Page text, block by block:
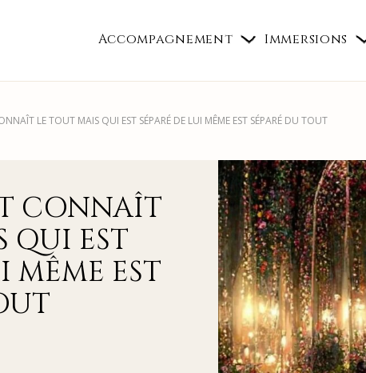
Accompagnement Immersions
LE TOUT MAIS QUI EST SÉPARÉ DE LUI MÊME EST SÉPARÉ DU TOUT
CONNAÎT
QUI EST
MÊME EST